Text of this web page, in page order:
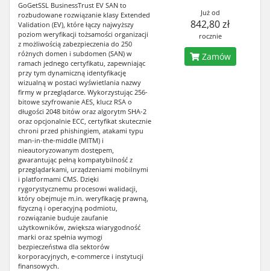
GoGetSSL BusinessTrust EV SAN to
rozbudowane rozwiązanie klasy Extended
Validation (EV), które łączy najwyższy
poziom weryfikacji tożsamości organizacji
z możliwością zabezpieczenia do 250
różnych domen i subdomen (SAN) w
ramach jednego certyfikatu, zapewniając
przy tym dynamiczną identyfikację
wizualną w postaci wyświetlania nazwy
firmy w przeglądarce. Wykorzystując 256-
bitowe szyfrowanie AES, klucz RSA o
długości 2048 bitów oraz algorytm SHA-2
oraz opcjonalnie ECC, certyfikat skutecznie
chroni przed phishingiem, atakami typu
man-in-the-middle (MITM) i
nieautoryzowanym dostępem,
gwarantując pełną kompatybilność z
przeglądarkami, urządzeniami mobilnymi
i platformami CMS. Dzięki
rygorystycznemu procesowi walidacji,
który obejmuje m.in. weryfikację prawną,
fizyczną i operacyjną podmiotu,
rozwiązanie buduje zaufanie
użytkowników, zwiększa wiarygodność
marki oraz spełnia wymogi
bezpieczeństwa dla sektorów
korporacyjnych, e-commerce i instytucji
finansowych.
Już od
842,80 zł
rocznie
Zamów